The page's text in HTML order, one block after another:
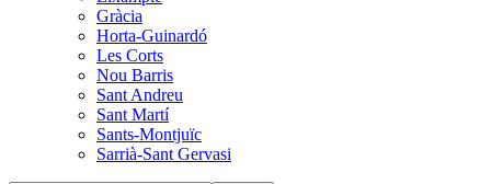
Gràcia
Horta-Guinardó
Les Corts
Nou Barris
Sant Andreu
Sant Martí
Sants-Montjuïc
Sarrià-Sant Gervasi